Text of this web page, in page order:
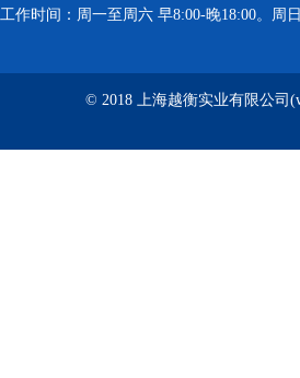
工作时间：周一至周六 早8:00-晚18:00。周
© 2018 上海越衡实业有限公司